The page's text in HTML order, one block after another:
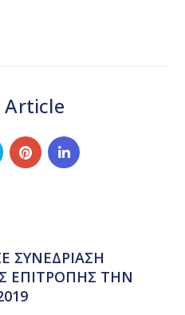
Article
ΣΥΝΕΔΡΙΑΣΗ
ΕΠΙΤΡΟΠΗΣ ΤΗΝ